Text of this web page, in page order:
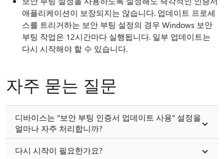
애플리케이션이 보장되지는 않습니다. 업데이트 프로세
스를 트리거하는 보안 부팅 설정의 경우 Windows 보안
부팅 작업은 12시간마다 실행됩니다. 일부 업데이트는
다시 시작해야 할 수 있습니다.
자주 묻는 질문
디바이스는 "보안 부팅 인증서 업데이트 사용" 설정을
얼마나 자주 처리합니까?
다시 시작이 필요한가요?